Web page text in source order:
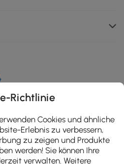
Richtlinie
Cookies und ähnliche
Erlebnis zu verbessern,
zu zeigen und Produkte
werden! Sie können Ihre
verwalten. Weitere